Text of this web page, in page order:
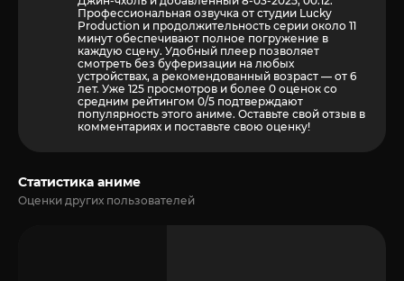
Профессиональная озвучка от студии Lucky
Production и продолжительность серии около 11
минут обеспечивают полное погружение в
каждую сцену. Удобный плеер позволяет
смотреть без буферизации на любых
устройствах, а рекомендованный возраст — от 6
лет. Уже 125 просмотров и более 0 оценок со
средним рейтингом 0/5 подтверждают
популярность этого аниме. Оставьте свой отзыв в
комментариях и поставьте свою оценку!
Статистика аниме
Оценки других пользователей